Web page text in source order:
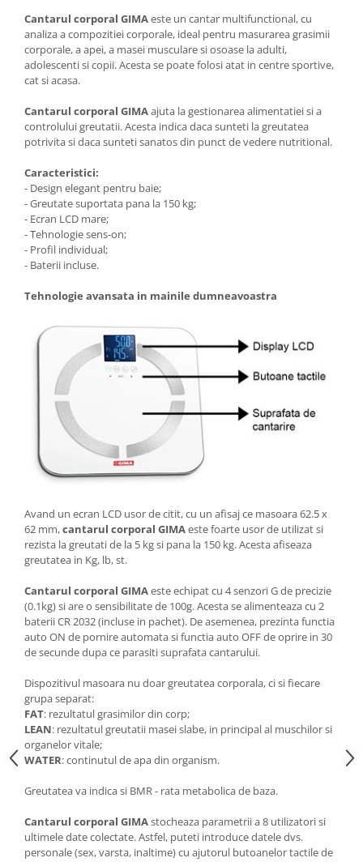
Cantarul corporal GIMAeste un cantar multifunctional, cu
analiza a compozitiei corporale, ideal pentru masurarea grasimii
corporale, a apei, a masei musculare si osoase la adulti,
adolescenti si copii. Acesta se poate folosi atat in centre sportive,
cat si acasa.
Cantarul corporal GIMAajuta la gestionarea alimentatiei si a
controlului greutatii. Acesta indica daca sunteti la greutatea
potrivita si daca sunteti sanatos din punct de vedere nutritional.
Caracteristici:
- Design elegant pentru baie;
- Greutate suportata pana la 150 kg;
- Ecran LCD mare;
- Tehnologie sens-on;
- Profil individual;
- Baterii incluse.
Tehnologie avansata in mainile dumneavoastra
Avand un ecran LCD usor de citit, cu un afisaj ce masoara 62.5 x
62 mm,cantarul corporal GIMAeste foarte usor de utilizat si
rezista la greutati de la 5 kg si pana la 150 kg. Acesta afiseaza
greutatea in Kg, lb, st.
Cantarul corporal GIMAeste echipat cu 4 senzori G de precizie
(0.1kg) si are o sensibilitate de 100g. Acesta se alimenteaza cu 2
baterii CR 2032 (incluse in pachet). De asemenea, prezinta functia
auto ON de pornire automata si functia auto OFF de oprire in 30
de secunde dupa ce parasiti suprafata cantarului.
Dispozitivul masoara nu doar greutatea corporala, ci si fiecare
grupa separat:
FAT: rezultatul grasimilor din corp;
LEAN: rezultatul greutatii masei slabe, in principal al muschilor si
organelor vitale;
WATER: continutul de apa din organism.
Greutatea va indica si BMR - rata metabolica de baza.
Cantarul corporal GIMAstocheaza parametrii a 8 utilizatori si
ultimele date colectate. Astfel, puteti introduce datele dvs.
personale (sex, varsta, inaltime) cu ajutorul butoanelor tactile de